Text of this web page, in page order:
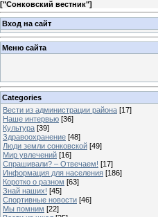
["Сонковский вестник"]
Вход на сайт
Меню сайта
Categories
Вести из администрации района [17]
Наше интервью [36]
Культура [39]
Здравоохранение [48]
Люди земли сонковской [49]
Мир увлечений [16]
Спрашивали? – Отвечаем! [17]
Информация для населения [186]
Коротко о разном [63]
Знай наших! [45]
Спортивные новости [46]
Мы помним [22]